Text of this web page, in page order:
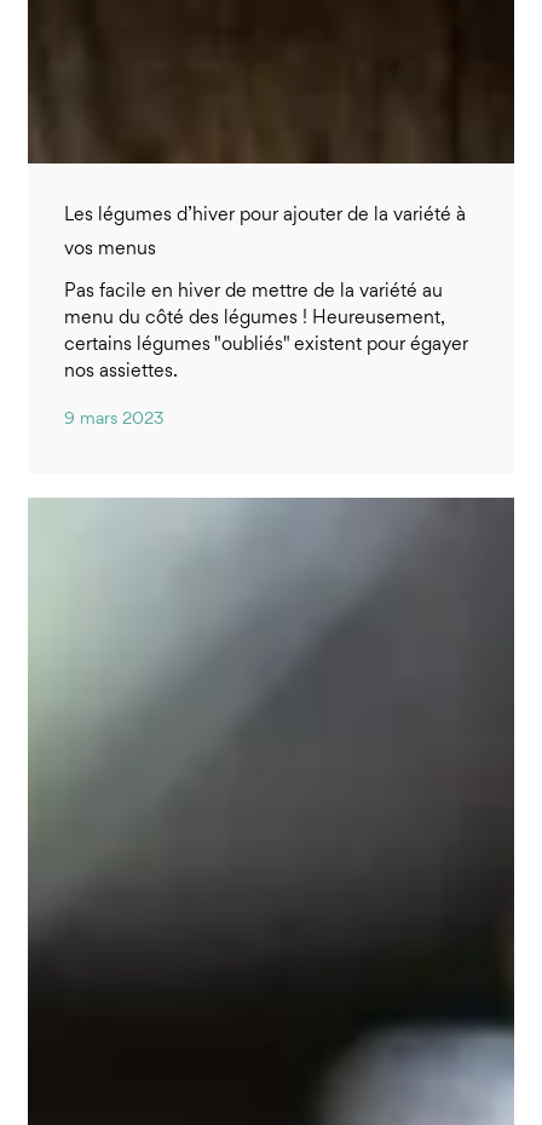
Les légumes d’hiver pour ajouter de la variété à
vos menus
Pas facile en hiver de mettre de la variété au
menu du côté des légumes ! Heureusement,
certains légumes "oubliés" existent pour égayer
nos assiettes.
9 mars 2023